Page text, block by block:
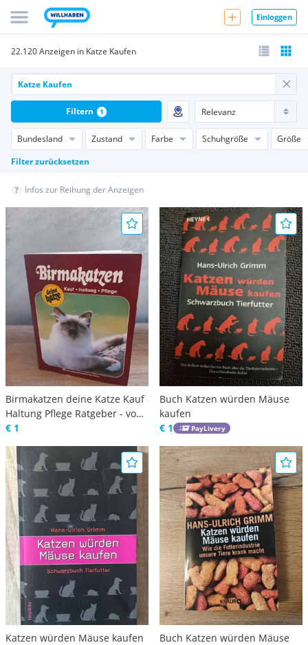
Einloggen
22.120 Anzeigen in Katze Kaufen
Bundesland Zustand Farbe Schuhgröße
Größe
Filter zurücksetzen
Filtern 1
Infos zur Reihung der Anzeigen
Birmakatzen deine Katze Kauf
Haltung Pflege Ratgeber - von
deine Katze
€ 1
Buch Katzen würden Mäuse
kaufen
€ 1
PayLivery
Katzen würden Mäuse kaufen
Buch Katzen würden Mäuse